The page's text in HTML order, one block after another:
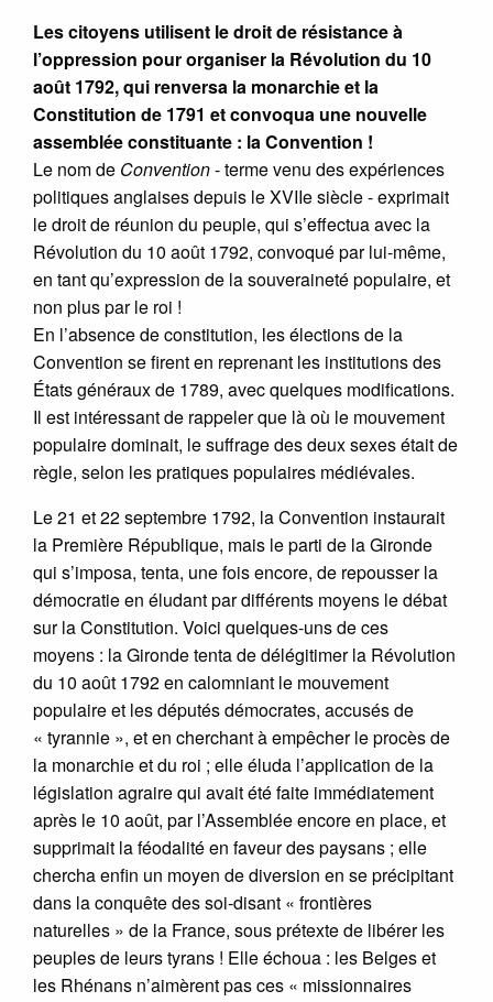
Les citoyens utilisent le droit de résistance à
l’oppression pour organiser la Révolution du 10
août 1792, qui renversa la monarchie et la
Constitution de 1791 et convoqua une nouvelle
assemblée constituante : la Convention !
Le nom de Convention- terme venu des expériences
politiques anglaises depuis le XVIIe siècle - exprimait
le droit de réunion du peuple, qui s’effectua avec la
Révolution du 10 août 1792, convoqué par lui-même,
en tant qu’expression de la souveraineté populaire, et
non plus par le roi !
En l’absence de constitution, les élections de la
Convention se firent en reprenant les institutions des
États généraux de 1789, avec quelques modifications.
Il est intéressant de rappeler que là où le mouvement
populaire dominait, le suffrage des deux sexes était de
règle, selon les pratiques populaires médiévales.
Le 21 et 22 septembre 1792, la Convention instaurait
la Première République, mais le parti de la Gironde
qui s’imposa, tenta, une fois encore, de repousser la
démocratie en éludant par différents moyens le débat
sur la Constitution. Voici quelques-uns de ces
moyens : la Gironde tenta de délégitimer la Révolution
du 10 août 1792 en calomniant le mouvement
populaire et les députés démocrates, accusés de
« tyrannie », et en cherchant à empêcher le procès de
la monarchie et du roi ; elle éluda l’application de la
législation agraire qui avait été faite immédiatement
après le 10 août, par l’Assemblée encore en place, et
supprimait la féodalité en faveur des paysans ; elle
chercha enfin un moyen de diversion en se précipitant
dans la conquête des soi-disant « frontières
naturelles » de la France, sous prétexte de libérer les
peuples de leurs tyrans ! Elle échoua : les Belges et
les Rhénans n’aimèrent pas ces « missionnaires